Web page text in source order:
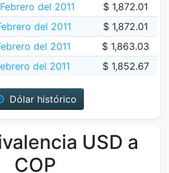
del 2011
$ 1,872.01
del 2011
$ 1,872.01
del 2011
$ 1,863.03
del 2011
$ 1,852.67
Dólar histórico
USD a
COP